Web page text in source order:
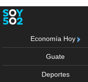
Economía Hoy
Guate
Deportes